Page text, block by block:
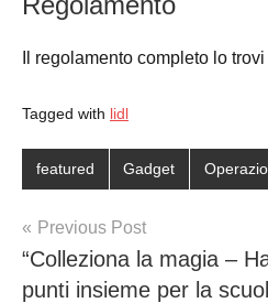
Il regolamento completo lo
Tagged with lidl
featured Gadget
Post
navigation
Previous Post
“Colleziona la magia –
punti insieme per la